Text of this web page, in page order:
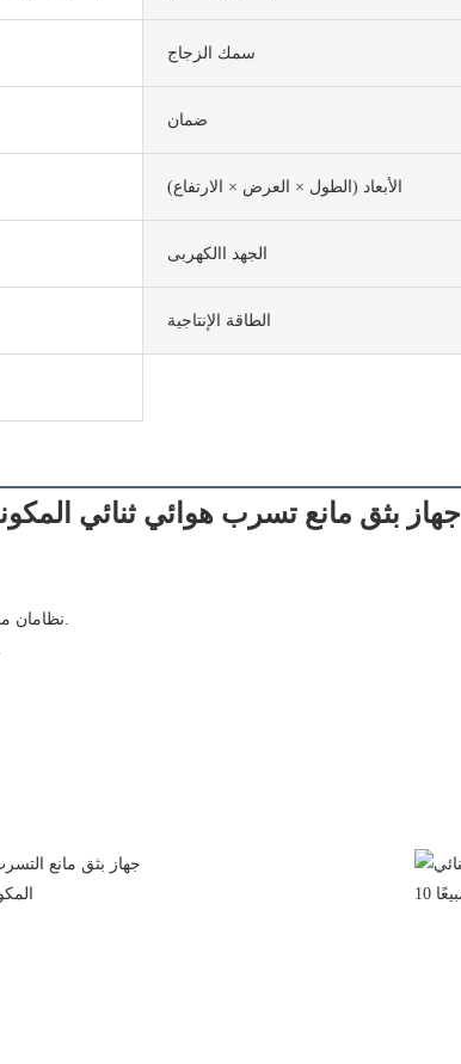
سمك الزجاج
ضمان
الأبعاد (الطول × العرض × الارتفاع)
الجهد االكهربى
الطاقة الإنتاجية
جهاز بثق مانع تسرب هوائي ثنائي